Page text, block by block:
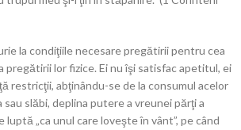
la condiţiile necesare pregătirii pentru cea
pregătirii lor fizice. Ei nu îşi satisfac apetitul, ei
restricţii, abţinându-se de la consumul acelor
sau slăbi, deplina putere a vreunei părţi a
luptă „ca unul care loveşte în vânt”, pe când